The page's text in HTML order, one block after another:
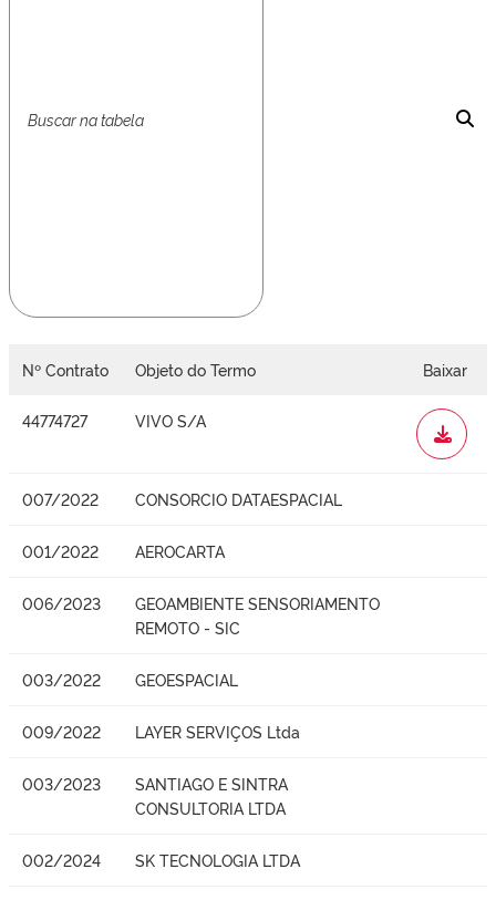
Nº Contrato Objeto do Termo Baixar
44774727 VIVO S/A
WORD
007/2022 CONSORCIO DATAESPACIAL
001/2022 AEROCARTA
006/2023
GEOAMBIENTE SENSORIAMENTO
REMOTO - SIC
003/2022 GEOESPACIAL
009/2022 LAYER SERVIÇOS Ltda
003/2023
SANTIAGO E SINTRA
CONSULTORIA LTDA
002/2024 SK TECNOLOGIA LTDA